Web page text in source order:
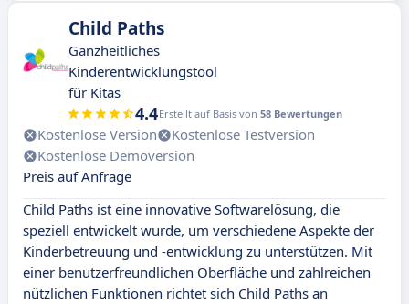
Child Paths
Ganzheitliches
Kinderentwicklungstool
für Kitas
4.4Erstellt auf Basis von 58 Bewertungen
Kostenlose Version
Kostenlose Testversion
Kostenlose Demoversion
Preis auf Anfrage
Child Paths ist eine innovative Softwarelösung, die
speziell entwickelt wurde, um verschiedene Aspekte der
Kinderbetreuung und -entwicklung zu unterstützen. Mit
einer benutzerfreundlichen Oberfläche und zahlreichen
nützlichen Funktionen richtet sich Child Paths an